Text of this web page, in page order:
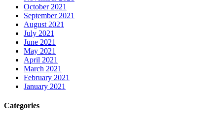
October 2021
September 2021
August 2021
July 2021
June 2021
May 2021
April 2021
March 2021
February 2021
January 2021
Categories